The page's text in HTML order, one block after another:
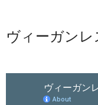
ヴィーガン